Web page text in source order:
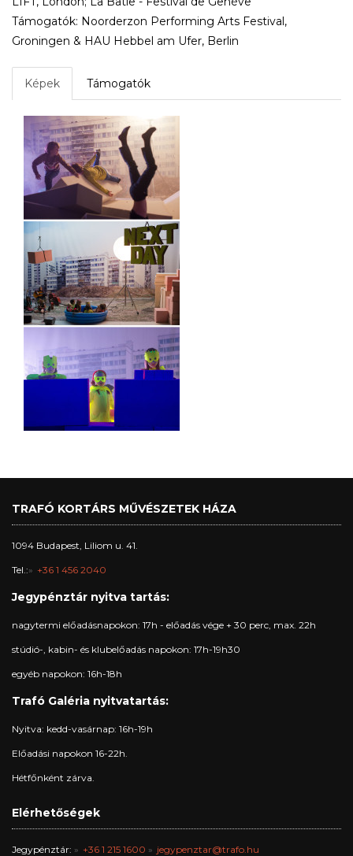
Támogatók: Noorderzon Performing Arts Festival,
Groningen & HAU Hebbel am Ufer, Berlin
Képek Támogatók
TRAFÓ KORTÁRS MŰVÉSZETEK HÁZA
1094 Budapest, Liliom u. 41.
Tel.: +36 1 456 2040
Jegypénztár nyitva tartás:
nagytermi előadásnapokon: 17h - előadás vége + 30 perc, max. 22h
stúdió-, kabin- és klubelőadás napokon: 17h-19h30
egyéb napokon: 16h-18h
Trafó Galéria nyitvatartás:
Nyitva: kedd-vasárnap: 16h-19h
Előadási napokon 16-22h.
Hétfőnként zárva.
Elérhetőségek
Jegypénztár: +36 1 215 1600 jegypenztar@trafo.hu